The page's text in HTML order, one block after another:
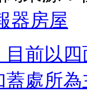
器房屋
前以
蓋處所